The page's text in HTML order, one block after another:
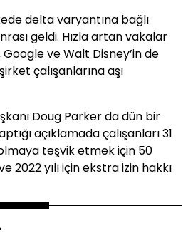
delta varyantına bağlı
geldi. Hızla artan vakalar
ve Walt Disney’in de
çalışanlarına aşı
Doug Parker da dün bir
açıklamada çalışanları 31
teşvik etmek için 50
2022 yılı için ekstra izin hakkı